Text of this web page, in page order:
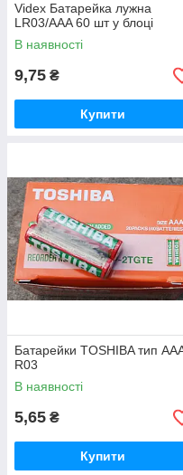
Videx Батарейка лужна
LR03/AAA 60 шт у блоці
В наявності
9,75 ₴
Купити
Батарейки TOSHIBA тип
R03
В наявності
5,65 ₴
Купити